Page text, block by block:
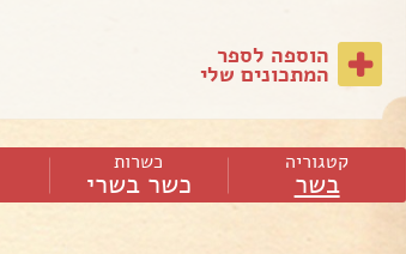
הוספה לספר
המתכונים שלי
קטגוריה
בשר
כשרות
כשר בשרי